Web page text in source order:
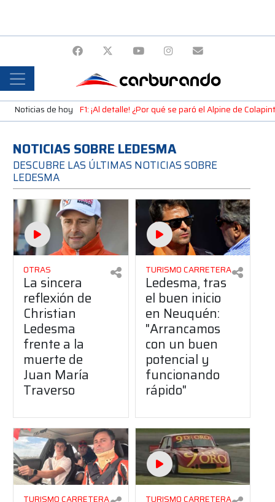
Noticias de hoy F1: ¡Al detalle! ¿Por qué se paró el Alpine de
NOTICIAS SOBRE LEDESMA
DESCUBRE LAS ÚLTIMAS NOTICIAS SOBRE
LEDESMA
OTRAS
La sincera
reflexión de
Christian
Ledesma
frente a la
muerte de
Juan María
Traverso
TURISMO CARRETERA
Ledesma, tras
el buen inicio
en Neuquén:
"Arrancamos
con un buen
potencial y
funcionando
rápido"
TURISMO CARRETERA TURISMO CARRETERA